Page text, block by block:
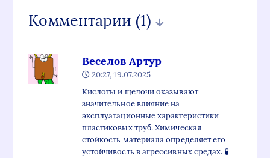
Комментарии (1)
Веселов Артур
20:27, 19.07.2025
Кислоты и щелочи оказывают
значительное влияние на
эксплуатационные характеристики
пластиковых труб. Химическая
стойкость материала определяет его
устойчивость в агрессивных средах. 🧪